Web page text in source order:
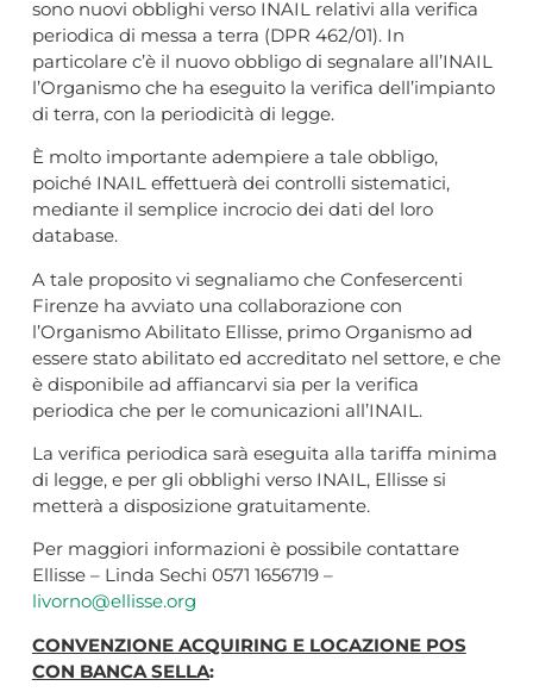
sono nuovi obblighi verso INAIL relativi alla verifica
periodica di messa a terra (DPR 462/01). In
particolare c’è il nuovo obbligo di segnalare all’INAIL
l’Organismo che ha eseguito la verifica dell’impianto
di terra, con la periodicità di legge.
È molto importante adempiere a tale obbligo,
poiché INAIL effettuerà dei controlli sistematici,
mediante il semplice incrocio dei dati del loro
database.
A tale proposito vi segnaliamo che Confesercenti
Firenze ha avviato una collaborazione con
l’Organismo Abilitato Ellisse, primo Organismo ad
essere stato abilitato ed accreditato nel settore, e che
è disponibile ad affiancarvi sia per la verifica
periodica che per le comunicazioni all’INAIL.
La verifica periodica sarà eseguita alla tariffa minima
di legge, e per gli obblighi verso INAIL, Ellisse si
metterà a disposizione gratuitamente.
Per maggiori informazioni è possibile contattare
Ellisse – Linda Sechi 0571 1656719 –
livorno@ellisse.org
CONVENZIONE ACQUIRING E LOCAZIONE POS
CON BANCA SELLA: